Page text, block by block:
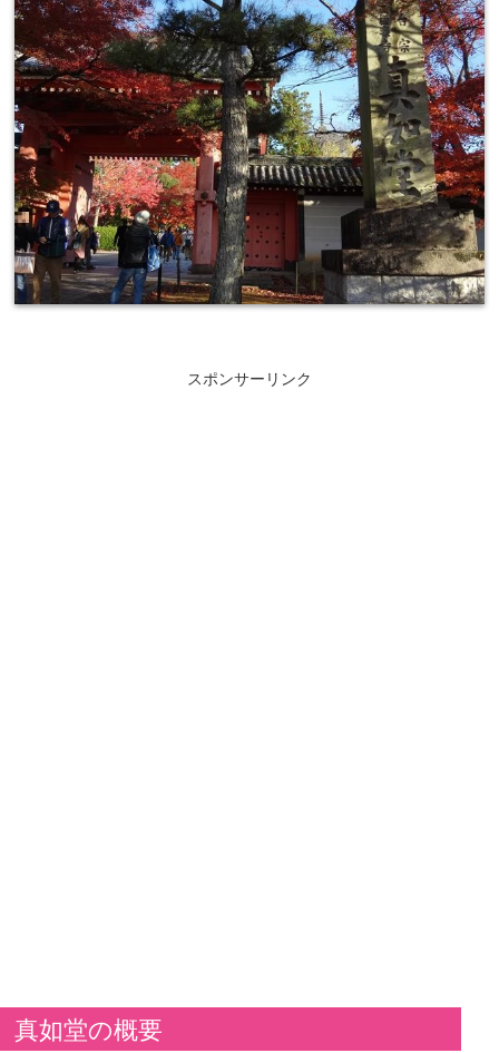
スポンサーリンク
真如堂の概要